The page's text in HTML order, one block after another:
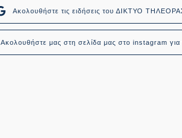
Ακολουθήστε τις ειδήσεις του ΔΙΚΤΥΟ
Ακολουθήστε μας στη σελίδα μας στο instagram για